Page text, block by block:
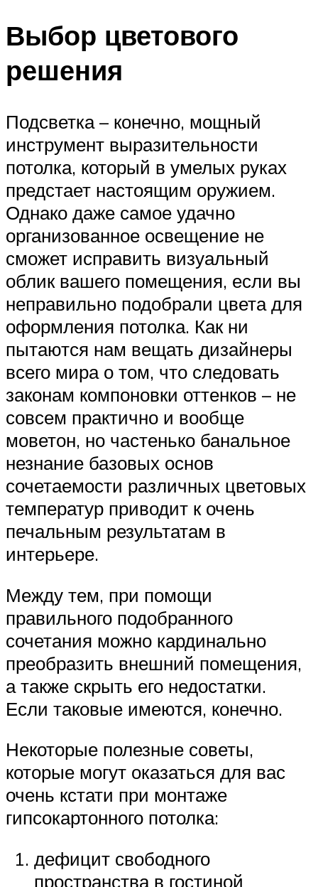
Выбор цветового
решения
Подсветка – конечно, мощный
инструмент выразительности
потолка, который в умелых руках
предстает настоящим оружием.
Однако даже самое удачно
организованное освещение не
сможет исправить визуальный
облик вашего помещения, если вы
неправильно подобрали цвета для
оформления потолка. Как ни
пытаются нам вещать дизайнеры
всего мира о том, что следовать
законам компоновки оттенков – не
совсем практично и вообще
моветон, но частенько банальное
незнание базовых основ
сочетаемости различных цветовых
температур приводит к очень
печальным результатам в
интерьере.
Между тем, при помощи
правильного подобранного
сочетания можно кардинально
преобразить внешний помещения,
а также скрыть его недостатки.
Если таковые имеются, конечно.
Некоторые полезные советы,
которые могут оказаться для вас
очень кстати при монтаже
гипсокартонного потолка:
дефицит свободного
пространства в гостиной